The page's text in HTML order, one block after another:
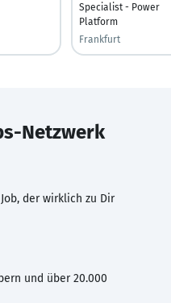
Specialist - Power
Platform
Frankfurt
Netzwerk
der wirklich zu Dir
und über 20.000